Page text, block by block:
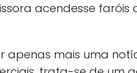
acendesse
mais uma